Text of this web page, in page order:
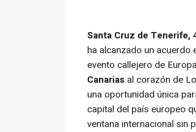
Santa Cruz de Tenerife,
ha alcanzado un acuerdo
evento callejero de
Canarias al corazón de
una oportunidad única
capital del país europeo
ventana internacional sin